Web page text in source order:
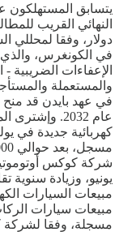
يتسابق المستهلكون
دولار، وفقا لمحللي
في الكونغرس، والذي
الإعفاءات الضريبية -
في عهد بايدن قد
كهربائية جديدة في
مبيعات سيارات
مسجلة، وفقا